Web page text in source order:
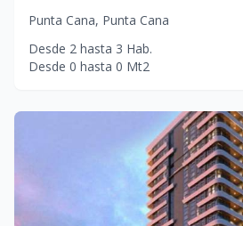
Punta Cana, Punta Cana
Desde 2 hasta 3 Hab.
Desde 0 hasta 0 Mt2